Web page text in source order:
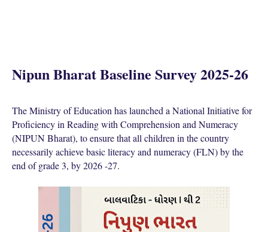
Nipun Bharat Baseline Survey 2025-26
The Ministry of Education has launched a National Initiative for
Proficiency in Reading with Comprehension and Numeracy
(NIPUN Bharat), to ensure that all children in the country
necessarily achieve basic literacy and numeracy (FLN) by the
end of grade 3, by 2026 -27.